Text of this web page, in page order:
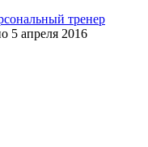
тренер
5 апреля 2016